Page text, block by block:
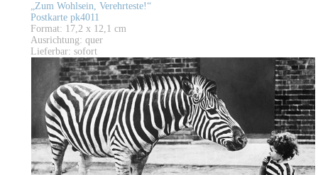
„Zum Wohlsein, Verehrteste!“
Postkarte pk4011
Format: 17,2 x 12,1 cm
Ausrichtung: quer
Lieferbar: sofort